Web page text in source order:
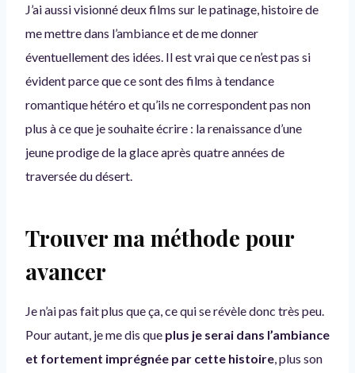
J’ai aussi visionné deux films sur le patinage, histoire de
me mettre dans l’ambiance et de me donner
éventuellement des idées. Il est vrai que ce n’est pas si
évident parce que ce sont des films à tendance
romantique hétéro et qu’ils ne correspondent pas non
plus à ce que je souhaite écrire : la renaissance d’une
jeune prodige de la glace après quatre années de
traversée du désert.
Trouver ma méthode pour
avancer
Je n’ai pas fait plus que ça, ce qui se révèle donc très peu.
Pour autant, je me dis que plus je serai dans l’ambiance
et fortement imprégnée par cette histoire, plus son